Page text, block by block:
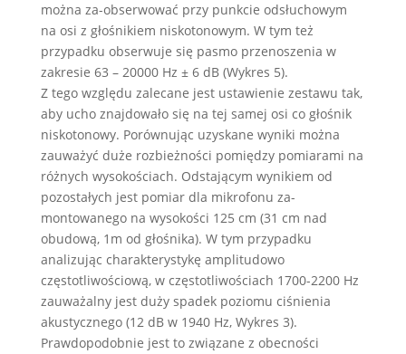
można za-obserwować przy punkcie odsłuchowym
na osi z głośnikiem niskotonowym. W tym też
przypadku obserwuje się pasmo przenoszenia w
zakresie 63 – 20000 Hz ± 6 dB (Wykres 5).
Z tego względu zalecane jest ustawienie zestawu tak,
aby ucho znajdowało się na tej samej osi co głośnik
niskotonowy. Porównując uzyskane wyniki można
zauważyć duże rozbieżności pomiędzy pomiarami na
różnych wysokościach. Odstającym wynikiem od
pozostałych jest pomiar dla mikrofonu za-
montowanego na wysokości 125 cm (31 cm nad
obudową, 1m od głośnika). W tym przypadku
analizując charakterystykę amplitudowo
częstotliwościową, w częstotliwościach 1700-2200 Hz
zauważalny jest duży spadek poziomu ciśnienia
akustycznego (12 dB w 1940 Hz, Wykres 3).
Prawdopodobnie jest to związane z obecności